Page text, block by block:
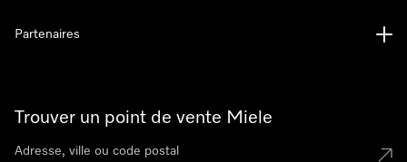
Trouver un point de vente Miele
Partenaires